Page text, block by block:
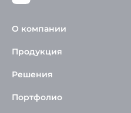
О компании
Продукция
Решения
Портфолио